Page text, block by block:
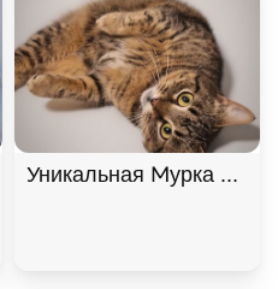
Ксюша МурМяу ищет
Уникальная Мурка из